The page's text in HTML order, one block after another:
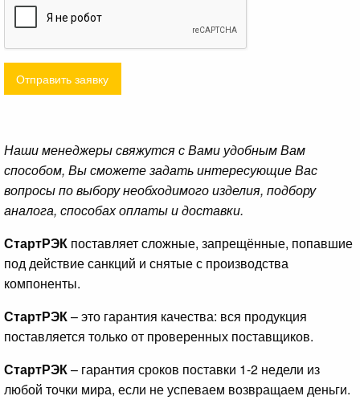
Отправить заявку
Наши менеджеры свяжутся с Вами удобным Вам
способом, Вы сможете задать интересующие Вас
вопросы по выбору необходимого изделия, подбору
аналога, способах оплаты и доставки.
СтартРЭК поставляет сложные, запрещённые, попавшие
под действие санкций и снятые с производства
компоненты.
СтартРЭК– это гарантия качества: вся продукция
поставляется только от проверенных поставщиков.
СтартРЭК– гарантия сроков поставки 1-2 недели из
любой точки мира, если не успеваем возвращаем деньги.